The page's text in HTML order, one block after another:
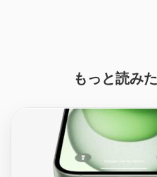
もっと読み